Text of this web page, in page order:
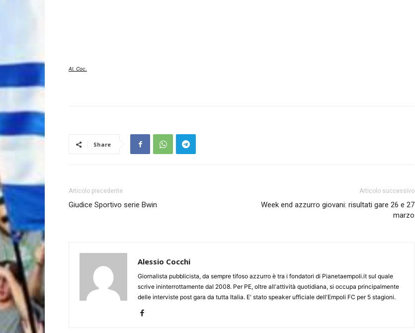
Al. Coc.
Share
Articolo precedente
Giudice Sportivo serie Bwin
Articolo successivo
Week end azzurro giovani: risultati gare 26 e 27
marzo
Alessio Cocchi
Giornalista pubblicista, da sempre tifoso azzurro è tra i fondatori di Pianetaempoli.it sul quale
scrive ininterrottamente dal 2008. Per PE, oltre all'attività quotidiana, si occupa principalmente
delle interviste post gara da tutta Italia. E' stato speaker ufficiale dell'Empoli FC per 5 stagioni.